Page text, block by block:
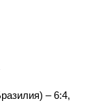
– 6:4,